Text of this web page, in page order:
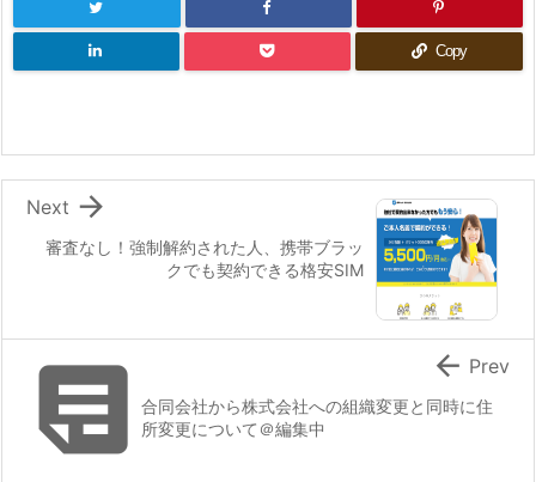
Copy
審査なし！強制解約された人、携帯ブラッ
クでも契約できる格安SIM

Next
合同会社から株式会社への組織変更と同時に住
所変更について＠編集中
 Prev